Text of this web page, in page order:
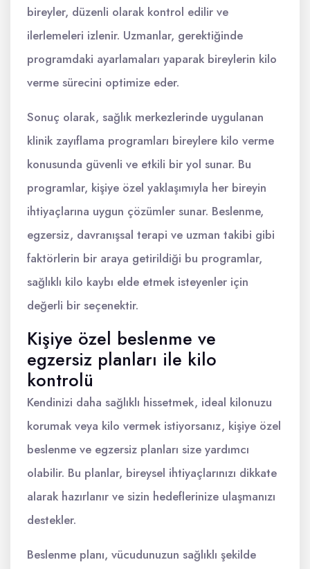
bireyler, düzenli olarak kontrol edilir ve
ilerlemeleri izlenir. Uzmanlar, gerektiğinde
programdaki ayarlamaları yaparak bireylerin kilo
verme sürecini optimize eder.
Sonuç olarak, sağlık merkezlerinde uygulanan
klinik zayıflama programları bireylere kilo verme
konusunda güvenli ve etkili bir yol sunar. Bu
programlar, kişiye özel yaklaşımıyla her bireyin
ihtiyaçlarına uygun çözümler sunar. Beslenme,
egzersiz, davranışsal terapi ve uzman takibi gibi
faktörlerin bir araya getirildiği bu programlar,
sağlıklı kilo kaybı elde etmek isteyenler için
değerli bir seçenektir.
Kişiye özel beslenme ve
egzersiz planları ile kilo
kontrolü
Kendinizi daha sağlıklı hissetmek, ideal kilonuzu
korumak veya kilo vermek istiyorsanız, kişiye özel
beslenme ve egzersiz planları size yardımcı
olabilir. Bu planlar, bireysel ihtiyaçlarınızı dikkate
alarak hazırlanır ve sizin hedeflerinize ulaşmanızı
destekler.
Beslenme planı, vücudunuzun sağlıklı şekilde